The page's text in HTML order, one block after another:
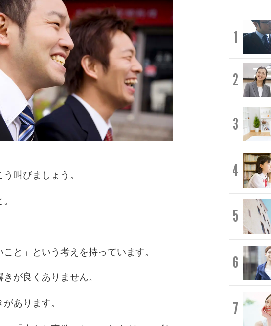
叫びましょう。
と」という考えを持っています。
が良くありません。
あります。
1
2
3
4
5
6
7